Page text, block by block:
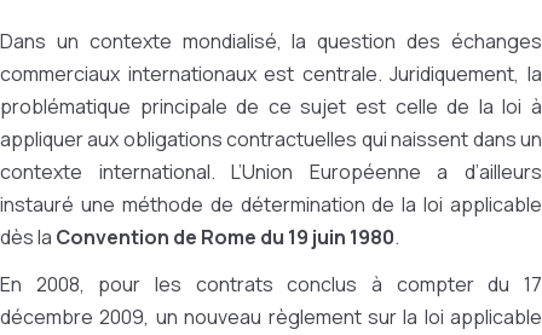
Dans un contexte mondialisé, la question des échanges
commerciaux internationaux est centrale. Juridiquement, la
problématique principale de ce sujet est celle de la loi à
appliquer aux obligations contractuelles qui naissent dans un
contexte international. L’Union Européenne a d’ailleurs
instauré une méthode de détermination de la loi applicable
dès la Convention de Rome du 19 juin 1980.
En 2008, pour les contrats conclus à compter du 17
décembre 2009, un nouveau règlement sur la loi applicable